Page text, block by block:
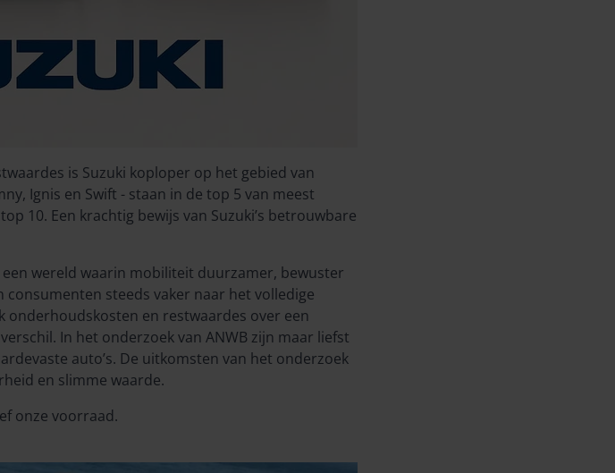
is Suzuki koploper op het gebied van
Ignis en Swift - staan in de top 5 van meest
10. Een krachtig bewijs van Suzuki’s betrouwbare
een wereld waarin mobiliteit duurzamer, bewuster
steeds vaker naar het volledige
onderhoudskosten en restwaardes over een
In het onderzoek van ANWB zijn maar liefst
auto’s. De uitkomsten van het onderzoek
en slimme waarde.
onze voorraad.